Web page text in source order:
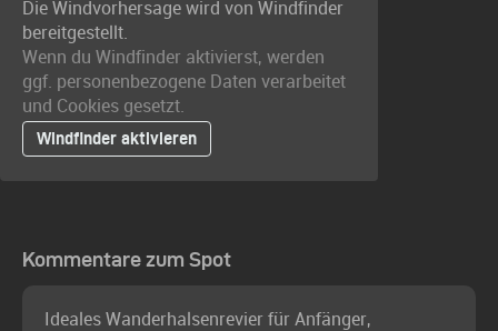
Die Windvorhersage wird von Windfinder
bereitgestellt.
Wenn du Windfinder aktivierst, werden
ggf. personenbezogene Daten verarbeitet
und Cookies gesetzt.
Windfinder aktivieren
Kommentare zum Spot
Ideales Wanderhalsenrevier für Anfänger,